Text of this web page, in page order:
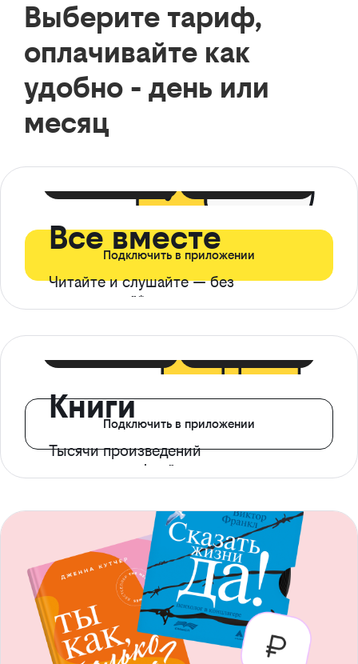
Выберите тариф,
оплачивайте как
удобно - день или
месяц
Все вместе
Читайте и слушайте — без
ограничений*
Подключить в приложении
Книги
Тысячи произведений
с доступом офлайн
Подключить в приложении